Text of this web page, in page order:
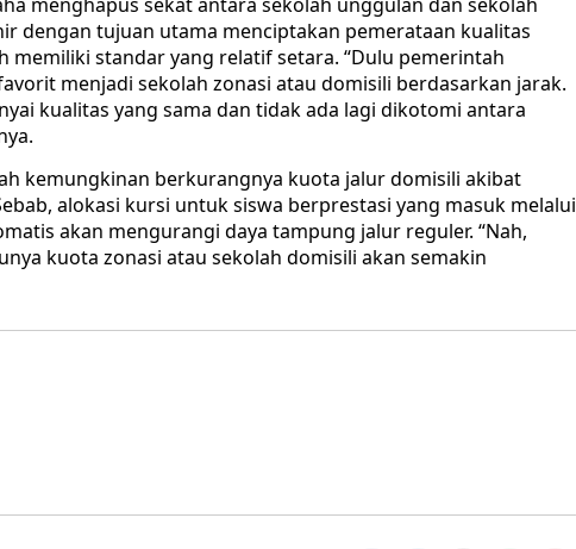
dengan tujuan utama menciptakan pemerataan kualitas
memiliki standar yang relatif setara. “Dulu pemerintah
menjadi sekolah zonasi atau domisili berdasarkan jarak.
kualitas yang sama dan tidak ada lagi dikotomi antara
kemungkinan berkurangnya kuota jalur domisili akibat
alokasi kursi untuk siswa berprestasi yang masuk melalui
akan mengurangi daya tampung jalur reguler. “Nah,
kuota zonasi atau sekolah domisili akan semakin